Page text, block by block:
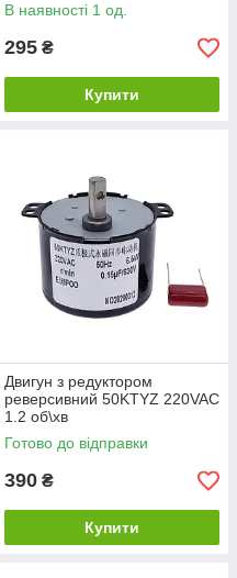
В наявності 1 од.
295 ₴
Купити
Двигун з редуктором
реверсивний 50KTYZ 220VAC
1.2 об\хв
Готово до відправки
390 ₴
Купити